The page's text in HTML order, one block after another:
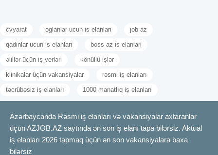
cvyarat oglanlar ucun is elanlari job az
qadinlar ucun is elanlari boss az is elanlari
əlillər üçün iş yerləri könüllü işlər
klinikalar üçün vakansiyalar rəsmi iş elanları
təcrübəsiz iş elanları 1000 manatlıq iş elanları
Azərbaycanda Rəsmi iş elanları və vakansiyalar axtaranlar
üçün AZJOB.AZ saytında ən son iş elanı tapa bilərsiz. Aktual
iş elanları 2026 tapmaq üçün ən son vakansiyalara baxa
bilərsiz